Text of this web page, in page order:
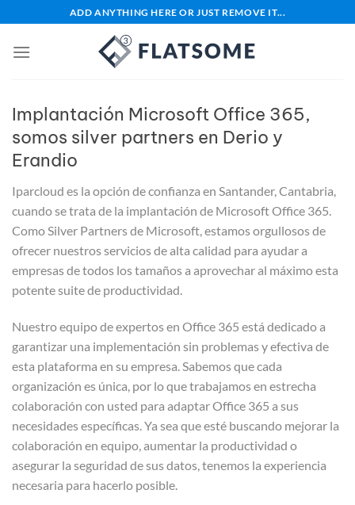
al
contenido
ADD ANYTHING HERE OR JUST REMOVE IT...
Implantación Microsoft Office 365,
somos silver partners en Derio y
Erandio
Iparcloud es la opción de confianza en Santander, Cantabria,
cuando se trata de la implantación de Microsoft Office 365.
Como Silver Partners de Microsoft, estamos orgullosos de
ofrecer nuestros servicios de alta calidad para ayudar a
empresas de todos los tamaños a aprovechar al máximo esta
potente suite de productividad.
Nuestro equipo de expertos en Office 365 está dedicado a
garantizar una implementación sin problemas y efectiva de
esta plataforma en su empresa. Sabemos que cada
organización es única, por lo que trabajamos en estrecha
colaboración con usted para adaptar Office 365 a sus
necesidades específicas. Ya sea que esté buscando mejorar la
colaboración en equipo, aumentar la productividad o
asegurar la seguridad de sus datos, tenemos la experiencia
necesaria para hacerlo posible.